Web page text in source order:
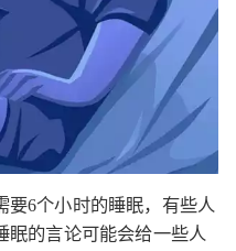
要6个小时的睡眠，有些人
眠的言论可能会给一些人